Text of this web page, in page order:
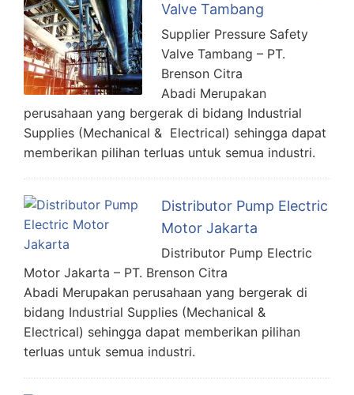
Valve Tambang
Supplier Pressure Safety
Valve Tambang – PT.
Brenson Citra
Abadi Merupakan
perusahaan yang bergerak di bidang Industrial
Supplies (Mechanical & Electrical) sehingga dapat
memberikan pilihan terluas untuk semua industri.
Distributor Pump Electric
Motor Jakarta
Distributor Pump Electric
Motor Jakarta – PT. Brenson Citra
Abadi Merupakan perusahaan yang bergerak di
bidang Industrial Supplies (Mechanical &
Electrical) sehingga dapat memberikan pilihan
terluas untuk semua industri.